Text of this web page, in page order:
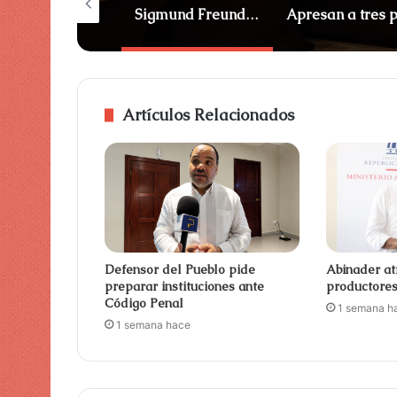
Sigmund Freund destaca avances en la modernización del Estado
Artículos Relacionados
Defensor del Pueblo pide
preparar instituciones ante
Código Penal
1 semana hace
Abinader
productores
1 semana